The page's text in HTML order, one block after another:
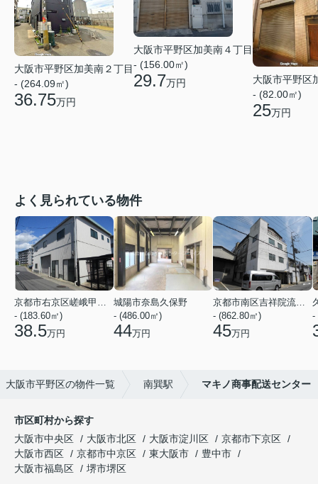
大阪市平野区加美南２丁目
- (264.09㎡)
36.75万円
大阪市平野区加美南４丁目
- (156.00㎡)
29.7万円
大阪市平野区
- (82.00㎡)
25万円
よく見られている物件
京都市右京区嵯峨甲塚町
- (183.60㎡)
38.5万円
城陽市奈島久保野
- (486.00㎡)
44万円
京都市南区吉祥院流作町
- (862.80㎡)
45万円
-
大阪市平野区の物件一覧 南巽駅 マキノ商事配送センター
市区町村から探す
大阪市中央区
大阪市北区 大阪市淀川区
京都市下京区
大阪市西区
京都市中京区 東大阪市
豊中市
大阪市福島区
堺市堺区